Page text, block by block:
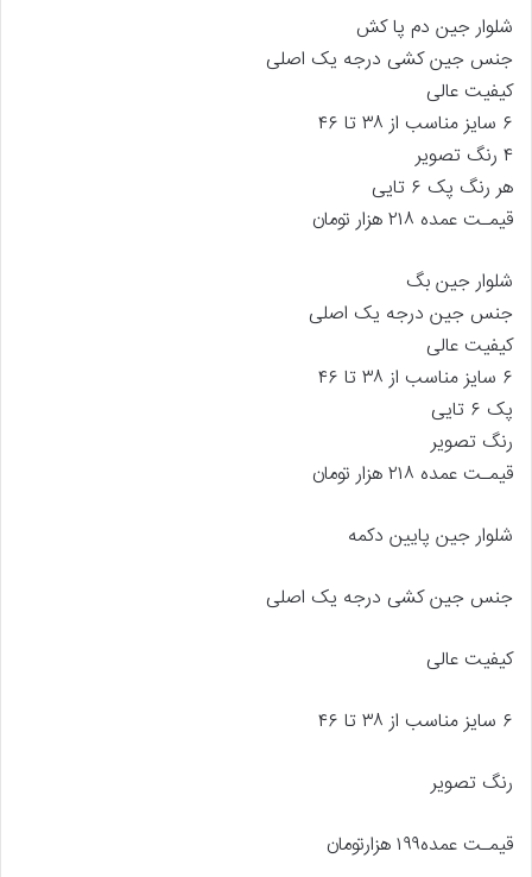
شلوار جین دم پا کش
جنس جین کشی درجه یک اصلی
کیفیت عالی
۶ سایز مناسب از ۳۸ تا ۴۶
۴ رنگ تصویر
هر رنگ پک ۶ تایی
قیمـت عمده ۲۱۸ هزار تومان
شلوار جین بگ
جنس جین درجه یک اصلی
کیفیت عالی
۶ سایز مناسب از ۳۸ تا ۴۶
پک ۶ تایی
رنگ تصویر
قیمـت عمده ۲۱۸ هزار تومان
شلوار جین پایین دکمه
جنس جین کشی درجه یک اصلی
کیفیت عالی
۶ سایز مناسب از ۳۸ تا ۴۶
رنگ تصویر
قیمـت عمده۱۹۹ هزارتومان